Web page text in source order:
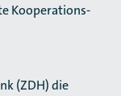
Kooperations­
(ZDH) die